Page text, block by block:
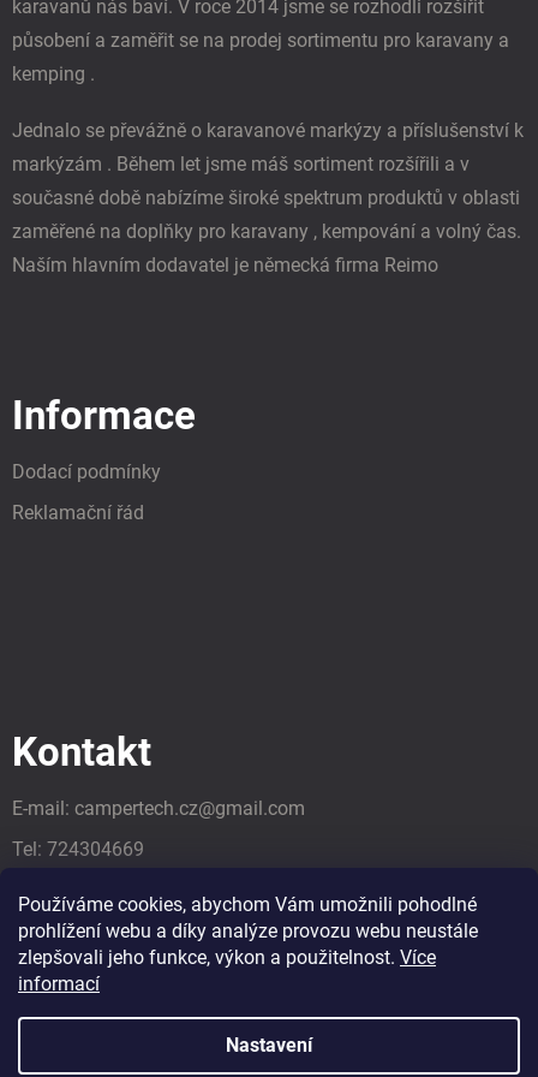
Používáme cookies, abychom Vám umožnili pohodlné
prohlížení webu a díky analýze provozu webu neustále
zlepšovali jeho funkce, výkon a použitelnost. Více
informací
Nastavení
p
i
karavanů nás baví. V roce 2014 jsme se rozhodli rozšířit
působení a zaměřit se na prodej sortimentu pro karavany a
kemping .
Jednalo se převážně o karavanové markýzy a příslušenství k
markýzám . Během let jsme máš sortiment rozšířili a v
současné době nabízíme široké spektrum produktů v oblasti
zaměřené na doplňky pro karavany , kempování a volný čas.
Naším hlavním dodavatel je německá firma Reimo
Informace
Dodací podmínky
Reklamační řád
Kontakt
E-mail: campertech.cz@gmail.com
Tel: 724304669